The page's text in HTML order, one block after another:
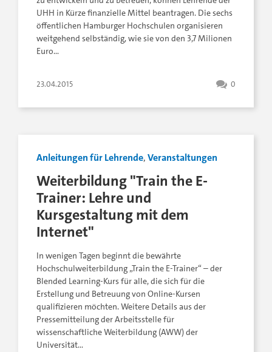
UHH in Kürze finanzielle Mittel beantragen. Die sechs
öffentlichen Hamburger Hochschulen organisieren
weitgehend selbständig, wie sie von den 3,7 Milionen
Euro…
23.04.2015 0
Anleitungen für Lehrende,Veranstaltungen
Weiterbildung "Train the E-
Trainer: Lehre und
Kursgestaltung mit dem
Internet"
In wenigen Tagen beginnt die bewährte
Hochschulweiterbildung „Train the E-Trainer“ – der
Blended Learning-Kurs für alle, die sich für die
Erstellung und Betreuung von Online-Kursen
qualifizieren möchten. Weitere Details aus der
Pressemitteilung der Arbeitsstelle für
wissenschaftliche Weiterbildung (AWW) der
Universität…